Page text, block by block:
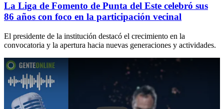
La Liga de Fomento de Punta del Este celebró sus
86 años con foco en la participación vecinal
El presidente de la institución destacó el crecimiento en la
convocatoria y la apertura hacia nuevas generaciones y actividades.